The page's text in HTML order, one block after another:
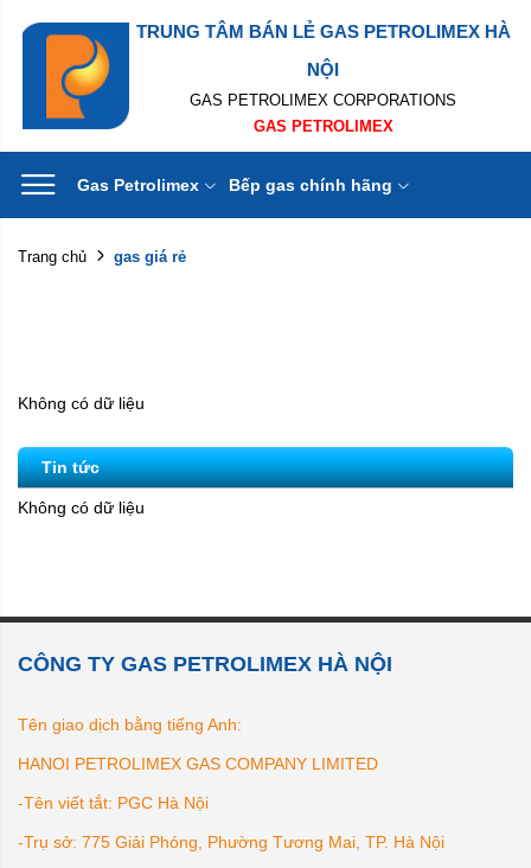
TRUNG TÂM BÁN LẺ GAS PETROLIMEX HÀ
NỘI
GAS PETROLIMEX CORPORATIONS
GAS PETROLIMEX
Gas Petrolimex Bếp gas chính hãng
Trang chủ gas giá rẻ
Không có dữ liệu
Tin tức
Không có dữ liệu
CÔNG TY GAS PETROLIMEX HÀ NỘI
Tên giao dịch bằng tiếng Anh:
HANOI PETROLIMEX GAS COMPANY LIMITED
-Tên viết tắt: PGC Hà Nội
-Trụ sở: 775 Giải Phóng, Phường Tương Mai, TP. Hà Nội